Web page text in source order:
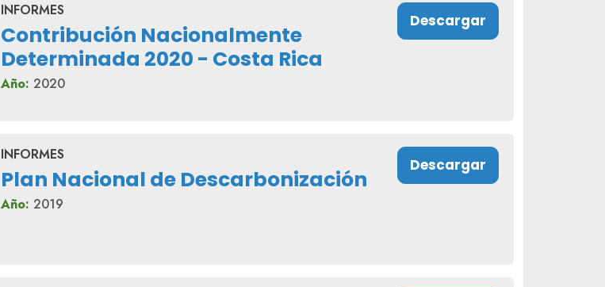
INFORMES
Contribución Nacionalmente
Determinada 2020 - Costa Rica
Año: 2020
Descargar
INFORMES
Plan Nacional de Descarbonización
Año: 2019
Descargar